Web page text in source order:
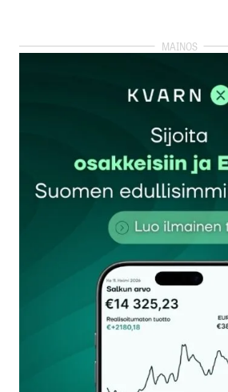
rekisteröityä
Sähköpostiosoitettasi ei julkaista.
kentät on merkitty*
Kommentti*
Nimesi tai nimimerkkisi